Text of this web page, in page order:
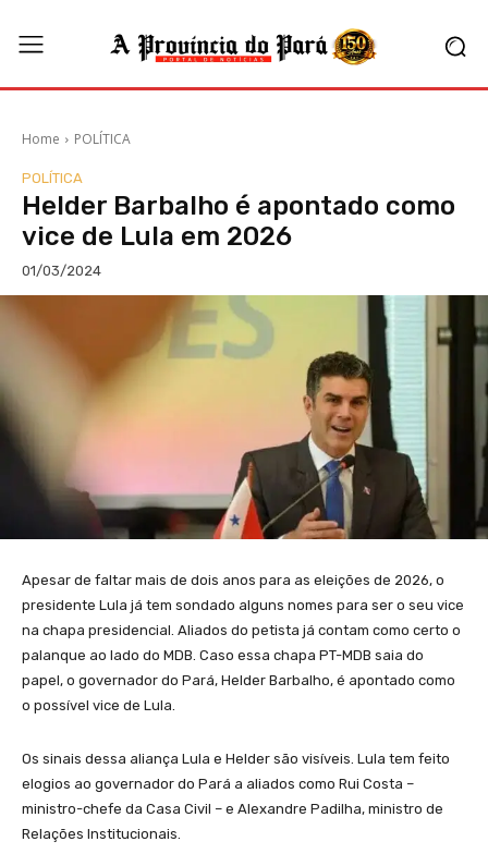
Home POLÍTICA
POLÍTICA
Helder Barbalho é apontado como
vice de Lula em 2026
01/03/2024
Apesar de faltar mais de dois anos para as eleições de 2026, o
presidente Lula já tem sondado alguns nomes para ser o seu vice
na chapa presidencial. Aliados do petista já contam como certo o
palanque ao lado do MDB. Caso essa chapa PT-MDB saia do
papel, o governador do Pará, Helder Barbalho, é apontado como
o possível vice de Lula.
Os sinais dessa aliança Lula e Helder são visíveis. Lula tem feito
elogios ao governador do Pará a aliados como Rui Costa –
ministro-chefe da Casa Civil – e Alexandre Padilha, ministro de
Relações Institucionais.